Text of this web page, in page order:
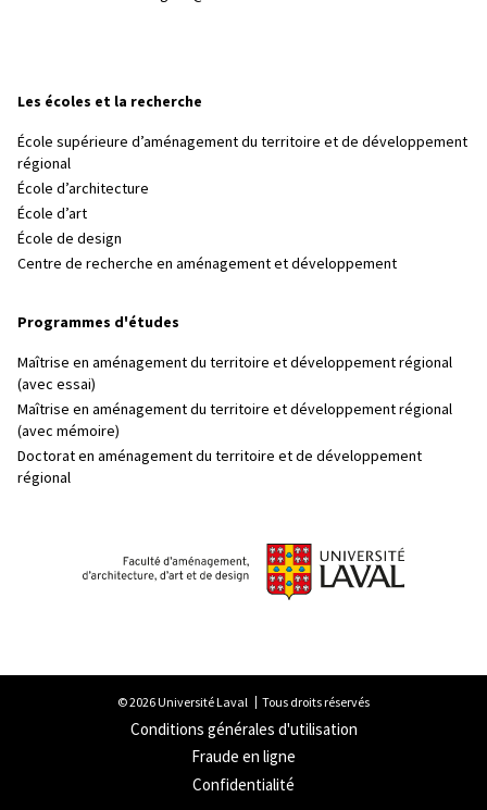
Les écoles et la recherche
École supérieure d’aménagement du territoire et de développement
régional
École d’architecture
École d’art
École de design
Centre de recherche en aménagement et développement
Programmes d'études
Maîtrise en aménagement du territoire et développement régional
(avec essai)
Maîtrise en aménagement du territoire et développement régional
(avec mémoire)
Doctorat en aménagement du territoire et de développement
régional
© 2026 Université Laval Tous droits réservés
Conditions générales d'utilisation
Fraude en ligne
Confidentialité